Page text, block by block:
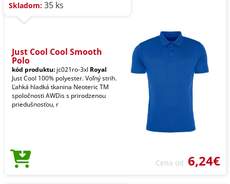
Skladom: 35 ks
Just Cool Cool Smooth
Polo
kód produktu: jc021ro-3xl Royal
Just Cool 100% polyester. Voľný strih.
Ľahká hladká tkanina Neoteric TM
spoločnosti AWDis s prirodzenou
priedušnosťou, r
Cena od 6,24€